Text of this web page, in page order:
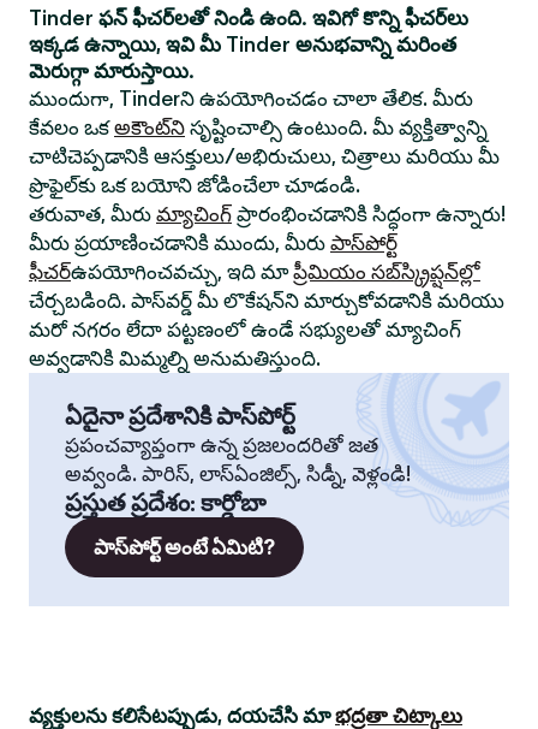
Tinder ఫన్ ఫీచర్‌లతో నిండి ఉంది. ఇవిగో కొన్ని ఫీచర్‌లు
ఇక్కడ ఉన్నాయి, ఇవి మీ Tinder అనుభవాన్ని మరింత
మెరుగ్గా మారుస్తాయి.
ముందుగా, Tinderని ఉపయోగించడం చాలా తేలిక. మీరు
కేవలం ఒకఅకౌంట్‌ని సృష్టించాల్సి ఉంటుంది. మీ వ్యక్తిత్వాన్ని
చాటిచెప్పడానికి ఆసక్తులు/అభిరుచులు, చిత్రాలు మరియు మీ
ప్రొఫైల్‌కు ఒక బయోని జోడించేలా చూడండి.
తరువాత, మీరు మ్యాచింగ్ ప్రారంభించడానికి సిద్ధంగా ఉన్నారు!
మీరు ప్రయాణించడానికి ముందు, మీరు పాస్‌పోర్ట్
ఫీచర్ఉపయోగించవచ్చు, ఇది మాప్రీమియం సబ్‌స్క్రిప్షన్‌ల్లో
చేర్చబడింది. పాస్‌వర్డ్ మీ లొకేషన్‌ని మార్చుకోవడానికి మరియు
మరో నగరం లేదా పట్టణంలో ఉండే సభ్యులతో మ్యాచింగ్
అవ్వడానికి మిమ్మల్ని అనుమతిస్తుంది.
ఏదైనా ప్రదేశానికి పాస్‌పోర్ట్
ప్రపంచవ్యాప్తంగా ఉన్న ప్రజలందరితో జత
అవ్వండి. పారిస్, లాస్‌ఏంజిల్స్, సిడ్నీ, వెళ్లండి!
ప్రస్తుత ప్రదేశం: కార్డోబా
పాస్‌పోర్ట్ అంటే ఏమిటి?
వ్యక్తులను కలిసేటప్పుడు, దయచేసి మాభద్రతా చిట్కాలు